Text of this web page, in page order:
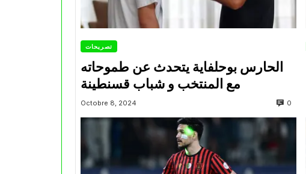
تصريحات
الحارس بوحلفاية يتحدث عن طموحاته
مع المنتخب و شباب قسنطينة
Octobre 8, 2024 0